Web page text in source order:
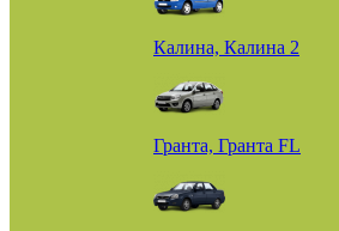
Калина, Калина 2
Гранта, Гранта FL